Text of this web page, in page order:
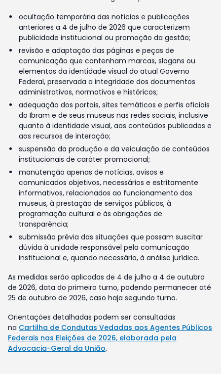
ocultação temporária das notícias e publicações
anteriores a 4 de julho de 2026 que caracterizem
publicidade institucional ou promoção da gestão;
revisão e adaptação das páginas e peças de
comunicação que contenham marcas, slogans ou
elementos da identidade visual do atual Governo
Federal, preservada a integridade dos documentos
administrativos, normativos e históricos;
adequação dos portais, sites temáticos e perfis oficiais
do Ibram e de seus museus nas redes sociais, inclusive
quanto à identidade visual, aos conteúdos publicados e
aos recursos de interação;
suspensão da produção e da veiculação de conteúdos
institucionais de caráter promocional;
manutenção apenas de notícias, avisos e
comunicados objetivos, necessários e estritamente
informativos, relacionados ao funcionamento dos
museus, à prestação de serviços públicos, à
programação cultural e às obrigações de
transparência;
submissão prévia das situações que possam suscitar
dúvida à unidade responsável pela comunicação
institucional e, quando necessário, à análise jurídica.
As medidas serão aplicadas de 4 de julho a 4 de outubro
de 2026, data do primeiro turno, podendo permanecer até
25 de outubro de 2026, caso haja segundo turno.
Orientações detalhadas podem ser consultadas
na Cartilha de Condutas Vedadas aos Agentes Públicos
Federais nas Eleições de 2026, elaborada pela
Advocacia-Geral da União.